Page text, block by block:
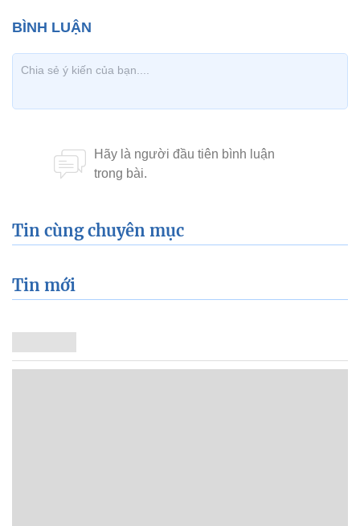
Tin cùng chuyên mục
Tin mới